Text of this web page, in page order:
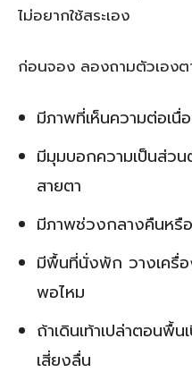
ไม่อยากใช้สระเอง
ก่อนจอง ลองถามตัวเองต
มีภาพที่เห็นความต่อเนื่
มีมุมบอกความเป็นส่ว
สายตา
มีภาพช่วงกลางคืนหรื
มีพื้นที่นั่งพัก วางเครื่
พอไหม
ถ้าเดินเท้าเปล่าตอนพื้
เสี่ยงลื่น